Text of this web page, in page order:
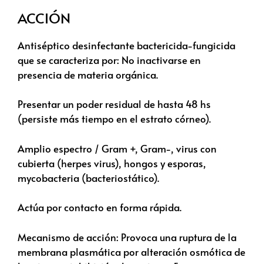
ACCIÓN
Antiséptico desinfectante bactericida-fungicida
que se caracteriza por: No inactivarse en
presencia de materia orgánica.
Presentar un poder residual de hasta 48 hs
(persiste más tiempo en el estrato córneo).
Amplio espectro / Gram +, Gram-, virus con
cubierta (herpes virus), hongos y esporas,
mycobacteria (bacteriostático).
Actúa por contacto en forma rápida.
Mecanismo de acción: Provoca una ruptura de la
membrana plasmática por alteración osmótica de